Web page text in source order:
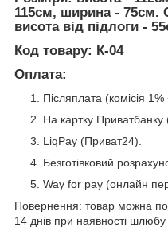
115см, ширина - 75см.
висота від підлоги -
Код товару: К-04
Оплата:
Післяплата (комісія
На картку Приватбанку
LiqPay (Приват24).
Безготівковий
Way for pay (онлайн
Повернення: товар можна
14 днів при наявності шлюбу